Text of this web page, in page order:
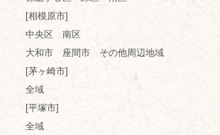
[相模原市]
中央区 南区
大和市 座間市 その他周辺地域
[茅ヶ崎市]
全域
[平塚市]
全域